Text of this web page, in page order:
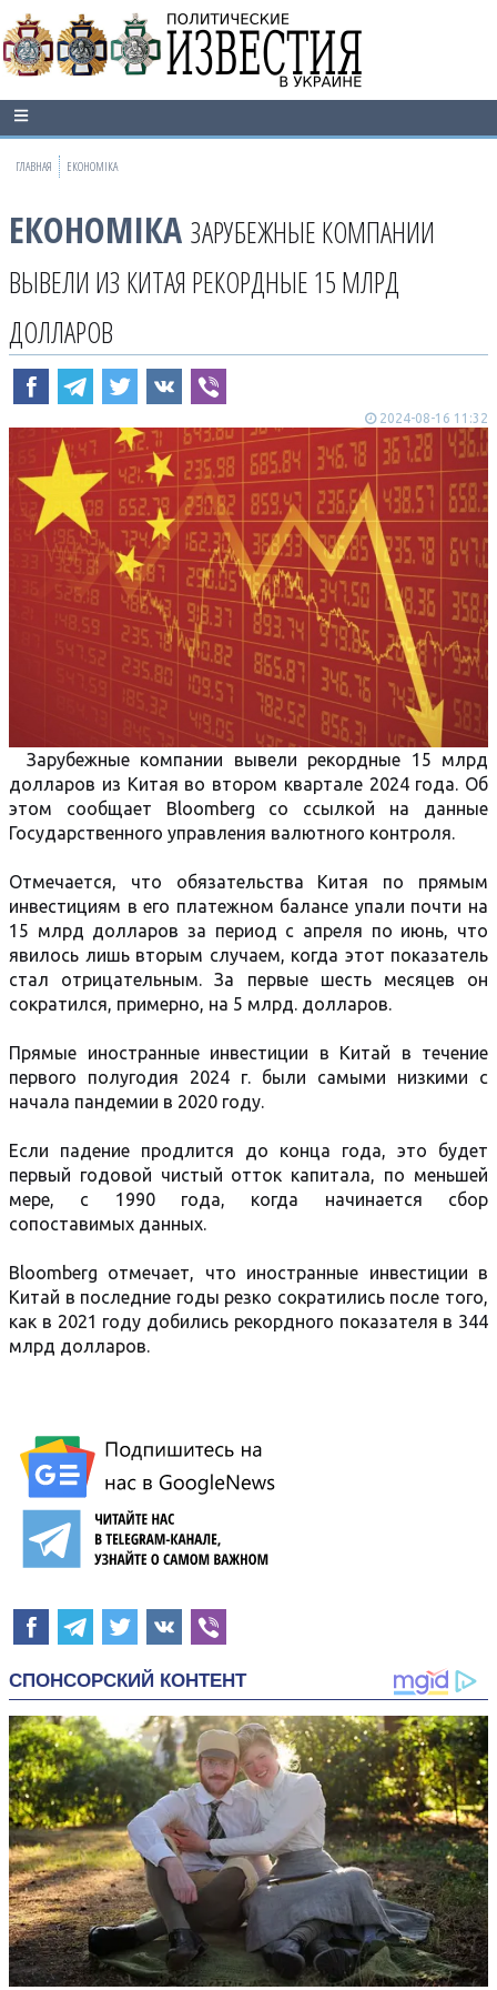
ГЛАВНАЯ ЕКОНОМІКА
ЕКОНОМІКА ЗАРУБЕЖНЫЕ КОМПАНИИ
ВЫВЕЛИ ИЗ КИТАЯ РЕКОРДНЫЕ 15 МЛРД
ДОЛЛАРОВ
2024-08-16 11:32
Зарубежные компании вывели рекордные 15 млрд
долларов из Китая во втором квартале 2024 года. Об
этом сообщает Bloomberg со ссылкой на данные
Государственного управления валютного контроля.
Отмечается, что обязательства Китая по прямым
инвестициям в его платежном балансе упали почти на
15 млрд долларов за период с апреля по июнь, что
явилось лишь вторым случаем, когда этот показатель
стал отрицательным. За первые шесть месяцев он
сократился, примерно, на 5 млрд. долларов.
Прямые иностранные инвестиции в Китай в течение
первого полугодия 2024 г. были самыми низкими с
начала пандемии в 2020 году.
Если падение продлится до конца года, это будет
первый годовой чистый отток капитала, по меньшей
мере, с 1990 года, когда начинается сбор
сопоставимых данных.
Bloomberg отмечает, что иностранные инвестиции в
Китай в последние годы резко сократились после того,
как в 2021 году добились рекордного показателя в 344
млрд долларов.